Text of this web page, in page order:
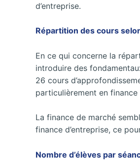
d’entreprise.
Répartition des cours
En ce qui concerne la
introduire des
26 cours
particulièrement en
La finance de marché
finance d’entreprise, ce
Nombre d’élèves par